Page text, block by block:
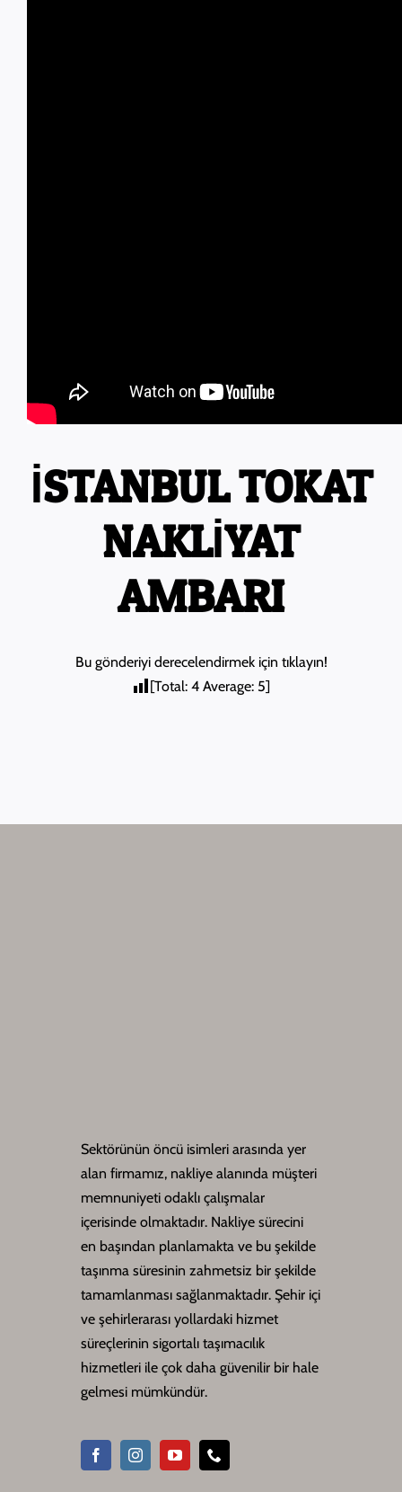
İSTANBUL TOKAT
NAKLİYAT
AMBARI
Bu gönderiyi derecelendirmek için tıklayın!
[Total: 4 Average: 5]
Sektörünün öncü isimleri arasında yer
alan firmamız, nakliye alanında müşteri
memnuniyeti odaklı çalışmalar
içerisinde olmaktadır. Nakliye sürecini
en başından planlamakta ve bu şekilde
taşınma süresinin zahmetsiz bir şekilde
tamamlanması sağlanmaktadır. Şehir içi
ve şehirlerarası yollardaki hizmet
süreçlerinin sigortalı taşımacılık
hizmetleri ile çok daha güvenilir bir hale
gelmesi mümkündür.